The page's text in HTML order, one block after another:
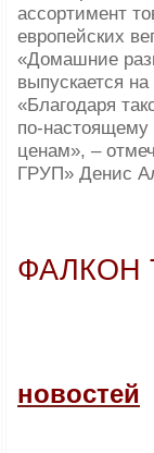
ассортимент
европейских
«Домашние
выпускается
«Благодаря
по-настоящему
ценам», –
ГРУП» Денис
ФАЛКОН
новостей